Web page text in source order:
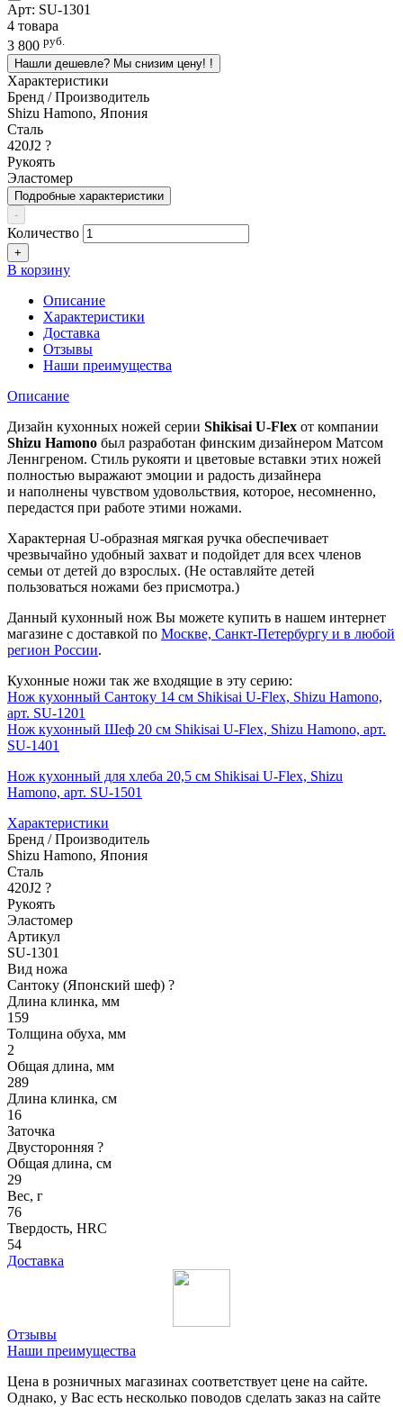
Арт: SU-1301
4 товара
3 800 руб.
Нашли дешевле? Мы снизим цену! !
Характеристики
Бренд / Производитель
Shizu Hamono, Япония
Сталь
420J2 ?
Рукоять
Эластомер
Подробные характеристики
-
Количество
+
В корзину
Описание
Характеристики
Доставка
Отзывы
Наши преимущества
Описание
Дизайн кухонных ножей серии Shikisai U-Flex от компании
Shizu Hamono был разработан финским дизайнером Матсом
Леннгреном. Стиль рукояти и цветовые вставки этих ножей
полностью выражают эмоции и радость дизайнера
и наполнены чувством удовольствия, которое, несомненно,
передастся при работе этими ножами.
Характерная U-образная мягкая ручка обеспечивает
чрезвычайно удобный захват и подойдет для всех членов
семьи от детей до взрослых. (Не оставляйте детей
пользоваться ножами без присмотра.)
Данный кухонный нож Вы можете купить в нашем интернет
магазине с доставкой по Москве, Санкт-Петербургу и в любой
регион России.
Кухонные ножи так же входящие в эту серию:
Нож кухонный Сантоку 14 см Shikisai U-Flex, Shizu Hamono,
арт. SU-1201
Нож кухонный Шеф 20 см Shikisai U-Flex, Shizu Hamono, арт.
SU-1401
Нож кухонный для хлеба 20,5 см Shikisai U-Flex, Shizu
Hamono, арт. SU-1501
Характеристики
Бренд / Производитель
Shizu Hamono, Япония
Сталь
420J2 ?
Рукоять
Эластомер
Артикул
SU-1301
Вид ножа
Сантоку (Японский шеф) ?
Длина клинка, мм
159
Толщина обуха, мм
2
Общая длина, мм
289
Длина клинка, см
16
Заточка
Двусторонняя ?
Общая длина, см
29
Вес, г
76
Твердость, HRC
54
Доставка
Отзывы
Наши преимущества
Цена в розничных магазинах соответствует цене на сайте.
Однако, у Вас есть несколько поводов сделать заказ на сайте